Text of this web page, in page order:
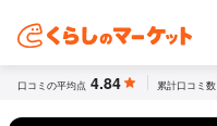
口コミの平均点 4.84 累計口コミ数